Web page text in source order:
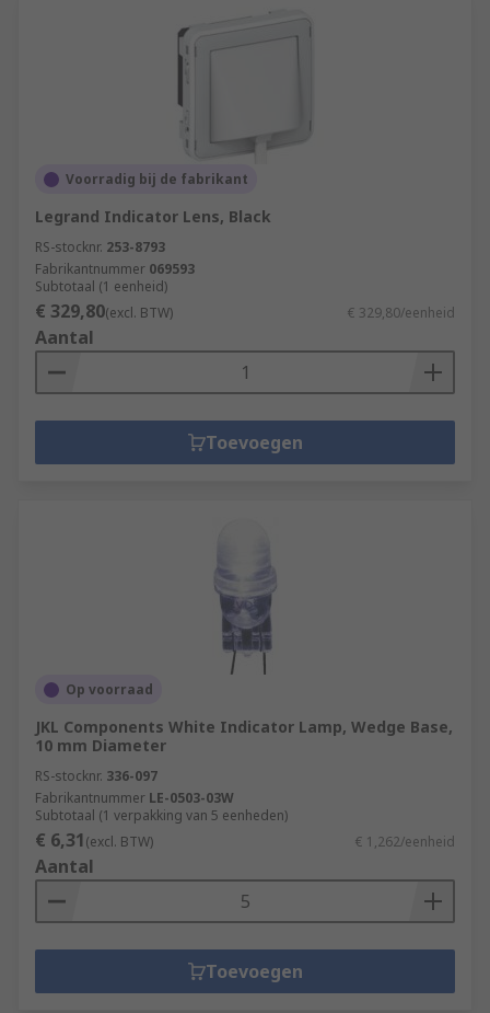
Voorradig bij de fabrikant
Legrand Indicator Lens, Black
RS-stocknr. 253-8793
Fabrikantnummer 069593
Subtotaal (1 eenheid)
€ 329,80(excl. BTW) € 329,80/eenheid
Aantal
Toevoegen
Op voorraad
JKL Components White Indicator Lamp, Wedge Base,
10 mm Diameter
RS-stocknr. 336-097
Fabrikantnummer LE-0503-03W
Subtotaal (1 verpakking van 5 eenheden)
€ 6,31(excl. BTW) € 1,262/eenheid
Aantal
Toevoegen